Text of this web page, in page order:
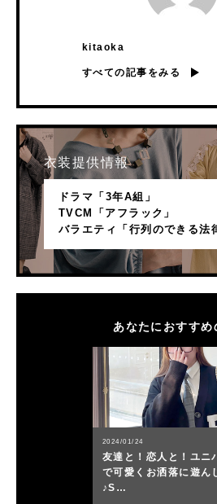
kitaoka
すべての記事をみる
衣装提供情報
ドラマ「3年A組」
TVCM「アフラック」
バラエティ「行列のできる法
あなたにおすすめ
2024/01/24
友達と！恋人と！ユニ
で可愛くお洒落に遊ん
♪S…